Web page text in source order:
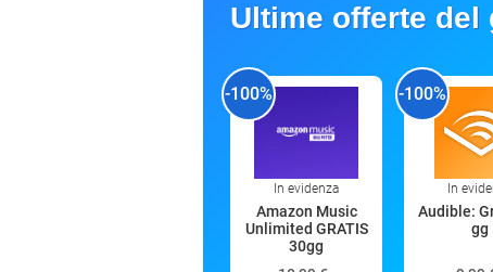
Ultime offerte del
-100%
In evidenza
Amazon Music
Unlimited GRATIS
30gg
-100%
In
Audible:
gg